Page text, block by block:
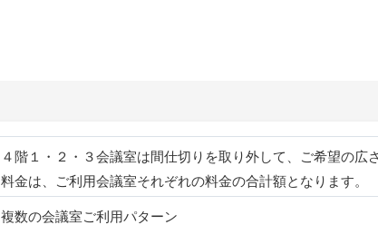
４階１・２・３会議室は間仕切りを取り外して、ご希望の広
料金は、ご利用会議室それぞれの料金の合計額となります。
複数の会議室ご利用パターン